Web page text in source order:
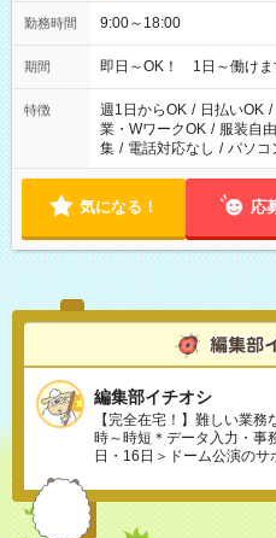
勤務時間 9:00～18:00
期間 即日～OK！ 1日～働けま
特徴 週1日からOK / 日払いOK /
業・WワークOK / 服装自由
集 / 電話対応なし / パソコ
気になる！ 応
編集部イチオシ
【完全在宅！】難しい業
時～時短＊データ入力・事
日・16日＞ドーム公演のサ